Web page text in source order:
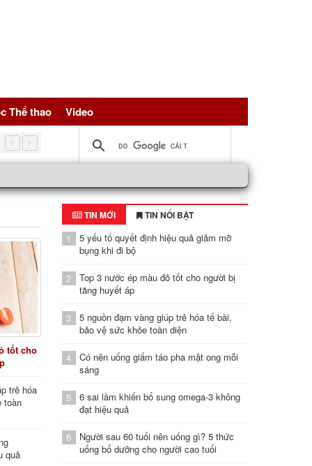
Thể thao Video
5 nguồn đạm vàng giúp trẻ hóa tế bài, bảo vệ sức khỏe toàn
tốt cho
trẻ hóa
toàn
quả
TIN MỚI TIN NỔI BẬT
1
5 yếu tố quyết định hiệu quả giảm mỡ
bụng khi đi bộ
2
Top 3 nước ép màu đỏ tốt cho người bị
tăng huyết áp
3
5 nguồn đạm vàng giúp trẻ hóa tế bài,
bảo vệ sức khỏe toàn diện
4
Có nên uống giấm táo pha mật ong mỗi
sáng
5
6 sai lầm khiến bổ sung omega-3 không
đạt hiệu quả
6
Người sau 60 tuổi nên uống gì? 5 thức
uống bổ dưỡng cho người cao tuổi